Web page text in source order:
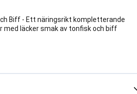
Biff - Ett näringsrikt kompletterande
läcker smak av tonfisk och biff